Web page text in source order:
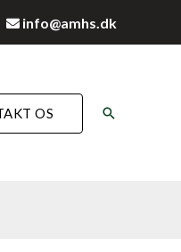
info@amhs.dk
OS Søg